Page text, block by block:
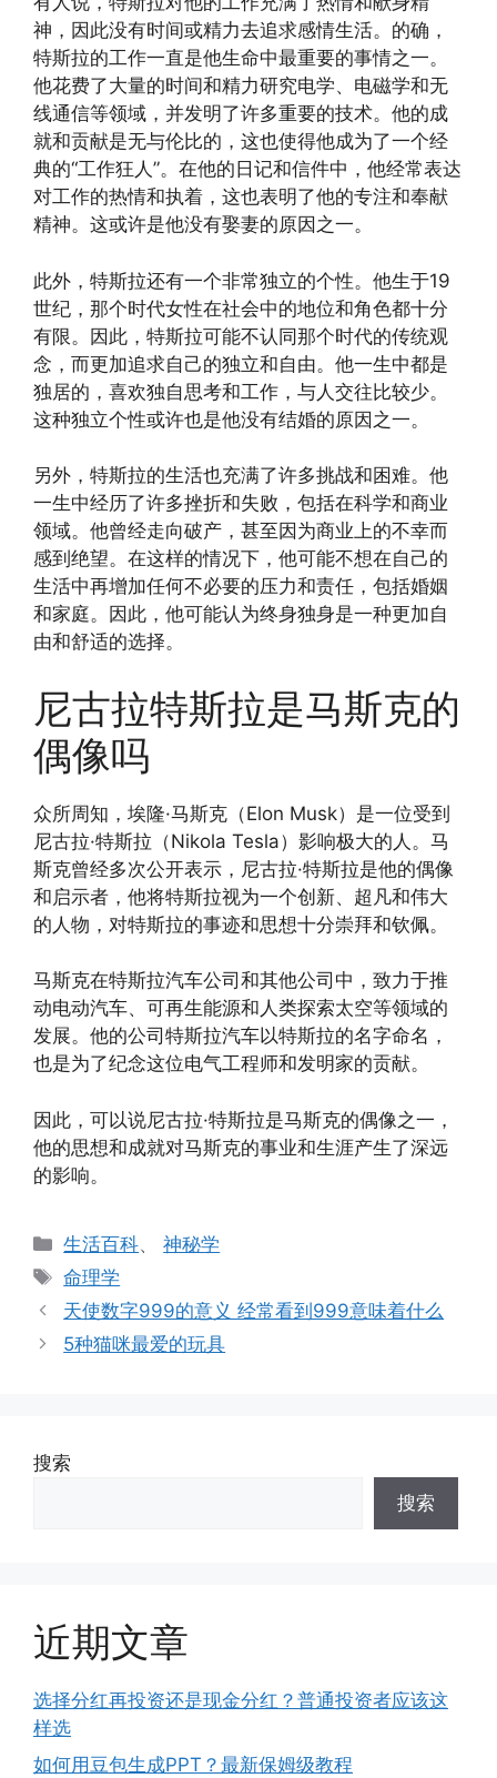
神，因此没有时间或精力去追求感情生活。的确，
特斯拉的工作一直是他生命中最重要的事情之一。
他花费了大量的时间和精力研究电学、电磁学和无
线通信等领域，并发明了许多重要的技术。他的成
就和贡献是无与伦比的，这也使得他成为了一个经
典的“工作狂人”。在他的日记和信件中，他经常表达
对工作的热情和执着，这也表明了他的专注和奉献
精神。这或许是他没有娶妻的原因之一。
此外，特斯拉还有一个非常独立的个性。他生于19
世纪，那个时代女性在社会中的地位和角色都十分
有限。因此，特斯拉可能不认同那个时代的传统观
念，而更加追求自己的独立和自由。他一生中都是
独居的，喜欢独自思考和工作，与人交往比较少。
这种独立个性或许也是他没有结婚的原因之一。
另外，特斯拉的生活也充满了许多挑战和困难。他
一生中经历了许多挫折和失败，包括在科学和商业
领域。他曾经走向破产，甚至因为商业上的不幸而
感到绝望。在这样的情况下，他可能不想在自己的
生活中再增加任何不必要的压力和责任，包括婚姻
和家庭。因此，他可能认为终身独身是一种更加自
由和舒适的选择。
尼古拉特斯拉是马斯克的
偶像吗
众所周知，埃隆·马斯克（Elon Musk）是一位受到
尼古拉·特斯拉（Nikola Tesla）影响极大的人。马
斯克曾经多次公开表示，尼古拉·特斯拉是他的偶像
和启示者，他将特斯拉视为一个创新、超凡和伟大
的人物，对特斯拉的事迹和思想十分崇拜和钦佩。
马斯克在特斯拉汽车公司和其他公司中，致力于推
动电动汽车、可再生能源和人类探索太空等领域的
发展。他的公司特斯拉汽车以特斯拉的名字命名，
也是为了纪念这位电气工程师和发明家的贡献。
因此，可以说尼古拉·特斯拉是马斯克的偶像之一，
他的思想和成就对马斯克的事业和生涯产生了深远
的影响。
分
类
生活百科、神秘学
标
签
命理学
天使数字999的意义 经常看到999意味着什么
5种猫咪最爱的玩具
搜索
搜索
近期文章
选择分红再投资还是现金分红？普通投资者应该这
样选
如何用豆包生成PPT？最新保姆级教程